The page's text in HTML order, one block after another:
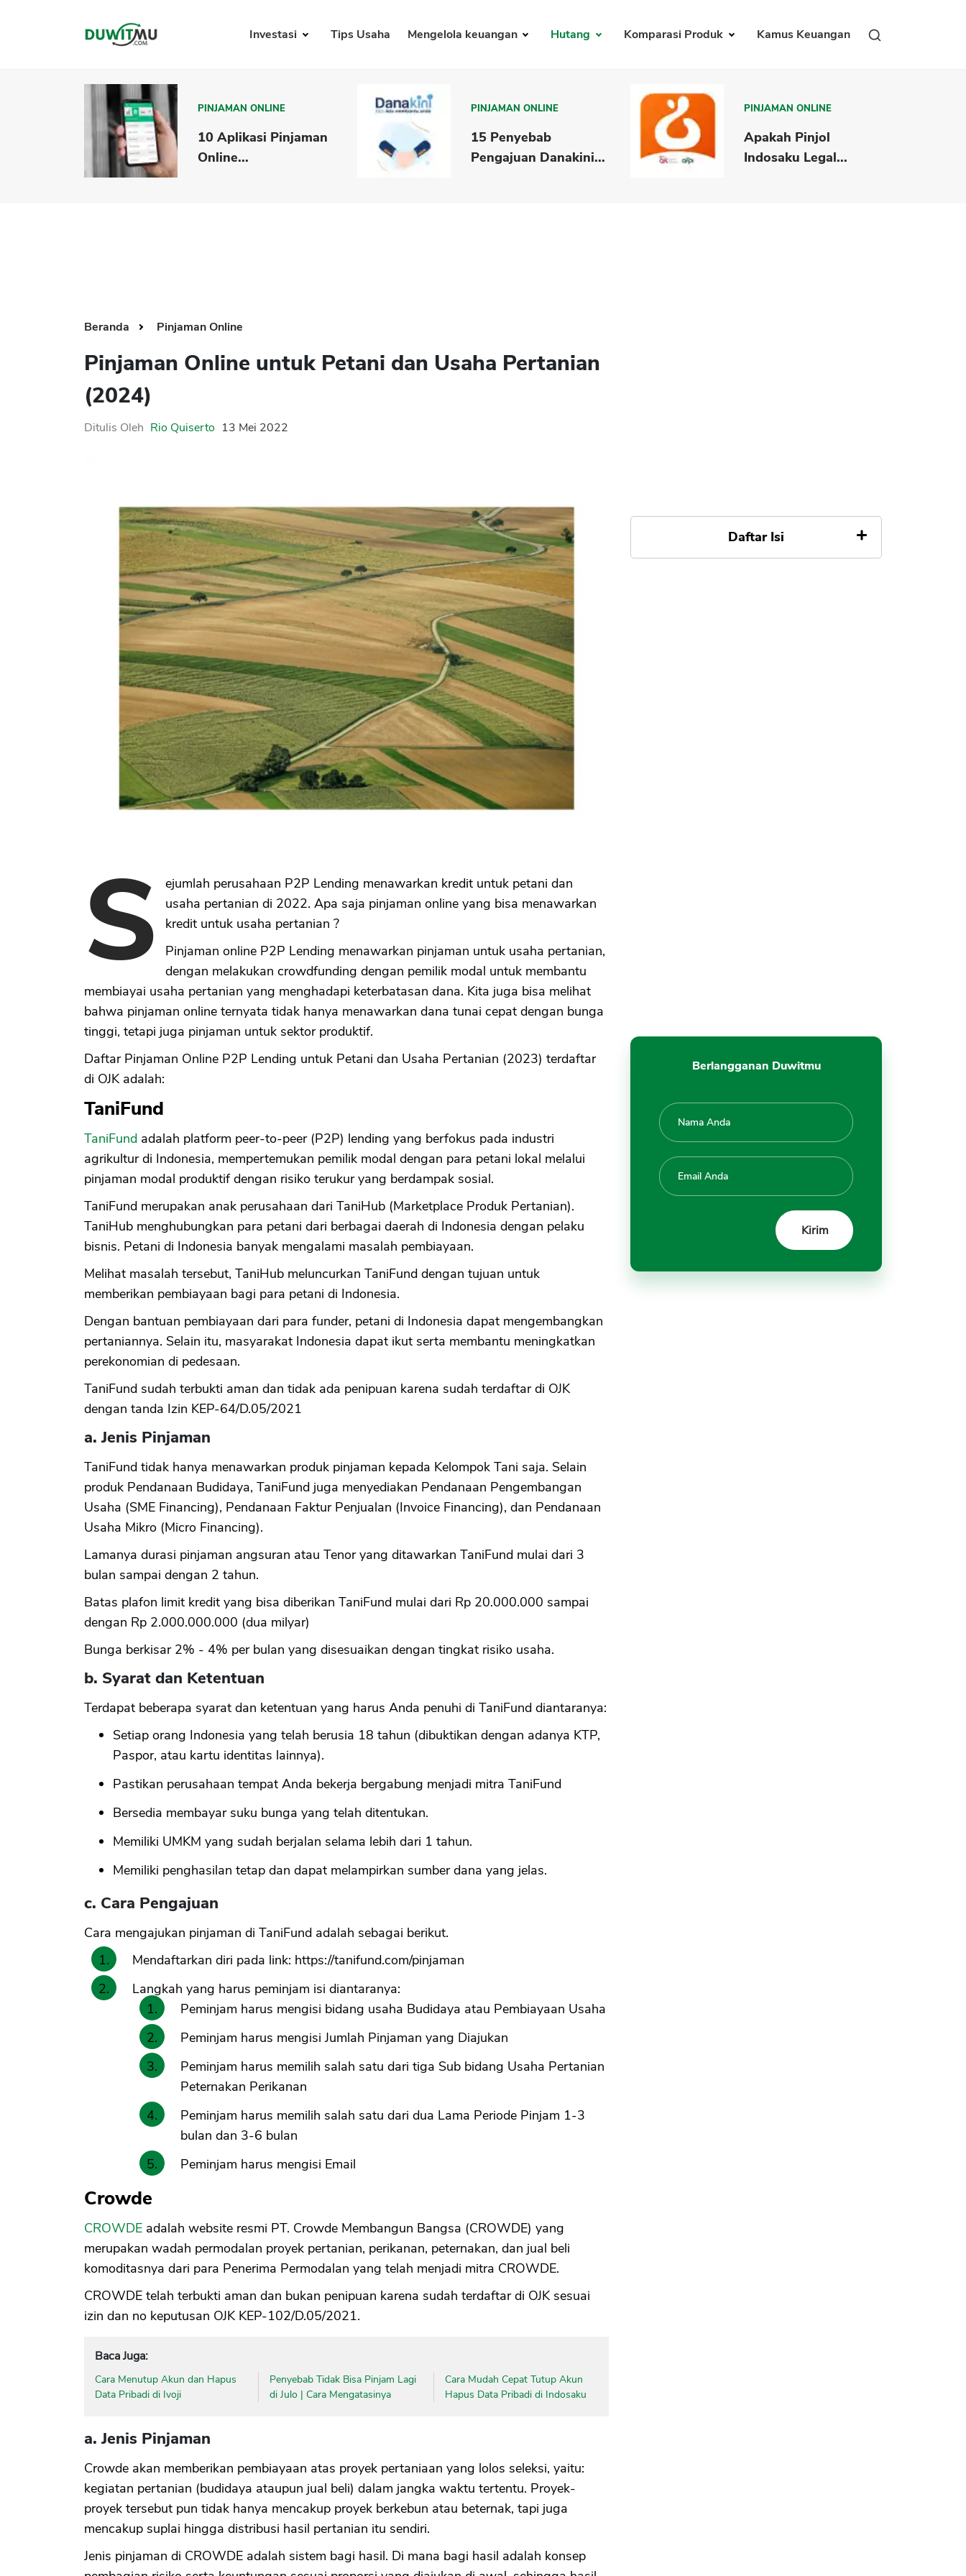
Investasi Tips Usaha Mengelola keuangan Hutang Komparasi Produk Kamus Keuangan
PINJAMAN ONLINE
10 Aplikasi Pinjaman
Online...
PINJAMAN ONLINE
15 Penyebab
Pengajuan Danakini...
PINJAMAN ONLINE
Apakah Pinjol
Indosaku Legal...
Beranda Pinjaman Online
Pinjaman Online untuk Petani dan Usaha Pertanian
(2024)
Ditulis Oleh Rio Quiserto 13 Mei 2022
S
ejumlah perusahaan P2P Lending menawarkan kredit untuk petani dan
usaha pertanian di 2022. Apa saja pinjaman online yang bisa menawarkan
kredit untuk usaha pertanian ?
Pinjaman online P2P Lending menawarkan pinjaman untuk usaha pertanian,
dengan melakukan crowdfunding dengan pemilik modal untuk membantu
membiayai usaha pertanian yang menghadapi keterbatasan dana. Kita juga bisa melihat
bahwa pinjaman online ternyata tidak hanya menawarkan dana tunai cepat dengan bunga
tinggi, tetapi juga pinjaman untuk sektor produktif.
Daftar Pinjaman Online P2P Lending untuk Petani dan Usaha Pertanian (2023) terdaftar
di OJK adalah:
TaniFund
TaniFund adalah platform peer-to-peer (P2P) lending yang berfokus pada industri
agrikultur di Indonesia, mempertemukan pemilik modal dengan para petani lokal melalui
pinjaman modal produktif dengan risiko terukur yang berdampak sosial.
TaniFund merupakan anak perusahaan dari TaniHub (Marketplace Produk Pertanian).
TaniHub menghubungkan para petani dari berbagai daerah di Indonesia dengan pelaku
bisnis. Petani di Indonesia banyak mengalami masalah pembiayaan.
Melihat masalah tersebut, TaniHub meluncurkan TaniFund dengan tujuan untuk
memberikan pembiayaan bagi para petani di Indonesia.
Dengan bantuan pembiayaan dari para funder, petani di Indonesia dapat mengembangkan
pertaniannya. Selain itu, masyarakat Indonesia dapat ikut serta membantu meningkatkan
perekonomian di pedesaan.
TaniFund sudah terbukti aman dan tidak ada penipuan karena sudah terdaftar di OJK
dengan tanda Izin KEP-64/D.05/2021
a. Jenis Pinjaman
TaniFund tidak hanya menawarkan produk pinjaman kepada Kelompok Tani saja. Selain
produk Pendanaan Budidaya, TaniFund juga menyediakan Pendanaan Pengembangan
Usaha (SME Financing), Pendanaan Faktur Penjualan (Invoice Financing), dan Pendanaan
Usaha Mikro (Micro Financing).
Lamanya durasi pinjaman angsuran atau Tenor yang ditawarkan TaniFund mulai dari 3
bulan sampai dengan 2 tahun.
Batas plafon limit kredit yang bisa diberikan TaniFund mulai dari Rp 20.000.000 sampai
dengan Rp 2.000.000.000 (dua milyar)
Bunga berkisar 2% - 4% per bulan yang disesuaikan dengan tingkat risiko usaha.
b. Syarat dan Ketentuan
Terdapat beberapa syarat dan ketentuan yang harus Anda penuhi di TaniFund diantaranya:
Setiap orang Indonesia yang telah berusia 18 tahun (dibuktikan dengan adanya KTP,
Paspor, atau kartu identitas lainnya).
Pastikan perusahaan tempat Anda bekerja bergabung menjadi mitra TaniFund
Bersedia membayar suku bunga yang telah ditentukan.
Memiliki UMKM yang sudah berjalan selama lebih dari 1 tahun.
Memiliki penghasilan tetap dan dapat melampirkan sumber dana yang jelas.
c. Cara Pengajuan
Cara mengajukan pinjaman di TaniFund adalah sebagai berikut.
Mendaftarkan diri pada link: https://tanifund.com/pinjaman
Langkah yang harus peminjam isi diantaranya:
Peminjam harus mengisi bidang usaha Budidaya atau Pembiayaan Usaha
Peminjam harus mengisi Jumlah Pinjaman yang Diajukan
Peminjam harus memilih salah satu dari tiga Sub bidang Usaha Pertanian
Peternakan Perikanan
Peminjam harus memilih salah satu dari dua Lama Periode Pinjam 1-3
bulan dan 3-6 bulan
Peminjam harus mengisi Email
Crowde
CROWDE adalah website resmi PT. Crowde Membangun Bangsa (CROWDE) yang
merupakan wadah permodalan proyek pertanian, perikanan, peternakan, dan jual beli
komoditasnya dari para Penerima Permodalan yang telah menjadi mitra CROWDE.
CROWDE telah terbukti aman dan bukan penipuan karena sudah terdaftar di OJK sesuai
izin dan no keputusan OJK KEP-102/D.05/2021.
Baca Juga:
Cara Menutup Akun dan Hapus
Data Pribadi di Ivoji
Penyebab Tidak Bisa Pinjam Lagi
di Julo | Cara Mengatasinya
Cara Mudah Cepat Tutup Akun
Hapus Data Pribadi di Indosaku
a. Jenis Pinjaman
Crowde akan memberikan pembiayaan atas proyek pertaniaan yang lolos seleksi, yaitu:
kegiatan pertanian (budidaya ataupun jual beli) dalam jangka waktu tertentu. Proyek-
proyek tersebut pun tidak hanya mencakup proyek berkebun atau beternak, tapi juga
mencakup suplai hingga distribusi hasil pertanian itu sendiri.
Jenis pinjaman di CROWDE adalah sistem bagi hasil. Di mana bagi hasil adalah konsep
Daftar Isi
Berlangganan Duwitmu
CANCEL